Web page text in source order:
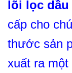
lõi lọc dầu
cấp cho
thước sản
xuất ra một